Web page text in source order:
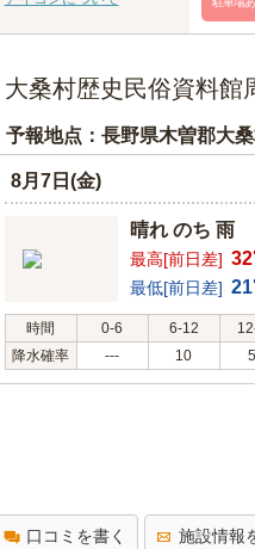
大桑村歴史民俗資料館
予報地点：長野県木曽郡大
8月7日(金)
晴れ のち 雨
最高[前日差]
最低[前日差]
時間 0-6 6-12
降水確率
--- 10
口コミを書く 施設情報